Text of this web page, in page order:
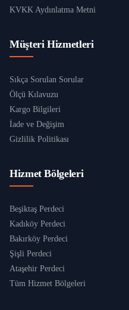
KVKK Aydınlatma Metni
Müşteri Hizmetleri
Sıkça Sorulan Sorular
Ölçü Kılavuzu
Kargo Bilgileri
İade ve Değişim
Gizlilik Politikası
Hizmet Bölgeleri
Beşiktaş Perdeci
Kadıköy Perdeci
Bakırköy Perdeci
Şişli Perdeci
Ataşehir Perdeci
Tüm Hizmet Bölgeleri